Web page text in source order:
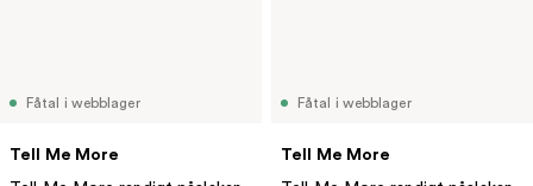
Fåtal i webblager
Tell Me More
Fåtal i webblager
Tell Me More